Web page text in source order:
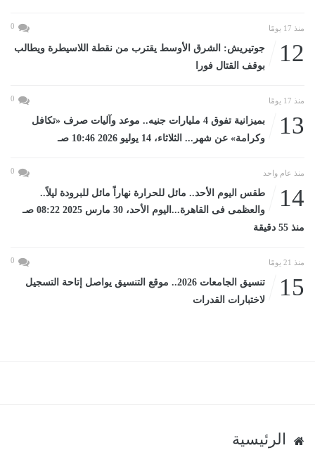
منذ 17 يومًا 0
12
جوتيريش: الشرق الأوسط يقترب من نقطة اللاسيطرة ويطالب
بوقف القتال فورا
منذ 17 يومًا 0
13
بميزانية تفوق 4 مليارات جنيه.. موعد وآليات صرف «تكافل
وكرامة» عن شهر... الثلاثاء، 14 يوليو 2026 10:46 صـ
منذ عام واحد 0
14
طقس اليوم الأحد.. مائل للحرارة نهاراً مائل للبرودة ليلاً..
والعظمى فى القاهرة...اليوم الأحد، 30 مارس 2025 08:22 صـ
منذ 55 دقيقة
منذ 21 يومًا 0
15
تنسيق الجامعات 2026.. موقع التنسيق يواصل إتاحة التسجيل
لاختبارات القدرات
الرئيسية